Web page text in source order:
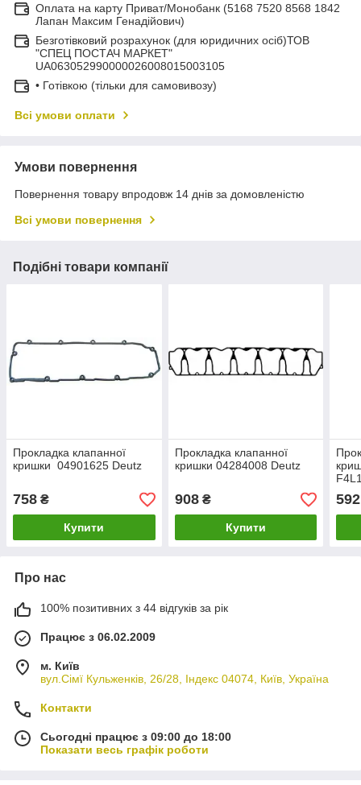
Оплата на карту Приват/Монобанк (5168 7520 8568 1842
Лапан Максим Генадійович)
Безготівковий розрахунок (для юридичних осіб)ТОВ
"СПЕЦ ПОСТАЧ МАРКЕТ"
UA063052990000026008015003105
• Готівкою (тільки для самовивозу)
Всі умови оплати
Умови повернення
Повернення товару впродовж 14 днів за домовленістю
Всі умови повернення
Подібні товари компанії
Прокладка клапанної
кришки 04901625 Deutz
758 ₴
Купити
Прокладка клапанної
кришки 04284008 Deutz
908₴
Купити
592
Про нас
100% позитивних з 44 відгуків за рік
Працює з 06.02.2009
м. Київ
вул.Сімї Кульженків, 26/28, Індекс 04074, Київ, Україна
Контакти
Сьогодні працює з 09:00 до 18:00
Показати весь графік роботи